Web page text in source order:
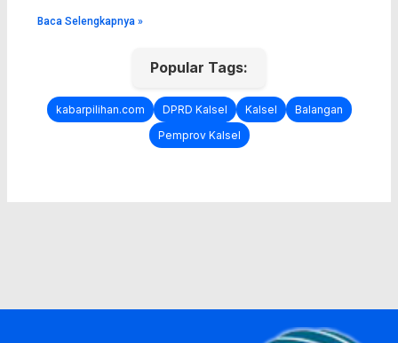
Baca Selengkapnya »
Popular Tags:
kabarpilihan.com DPRD Kalsel Kalsel
Balangan
Pemprov Kalsel